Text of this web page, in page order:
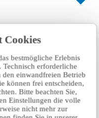
Cookies
bestmögliche Erlebnis
Technisch erforderliche
den einwandfreien Betrieb
können frei entscheiden,
Bitte beachten Sie,
Einstellungen die volle
nicht mehr zur